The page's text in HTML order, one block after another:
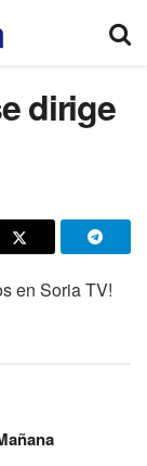
dirige
en Soria TV!